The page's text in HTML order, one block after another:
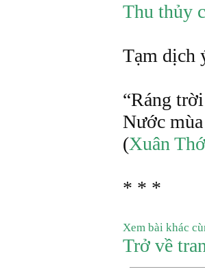
Thu thủy
Tạm dịch
“Ráng
Nước
(Xuân
* * *
Xem bài khác
Trở về